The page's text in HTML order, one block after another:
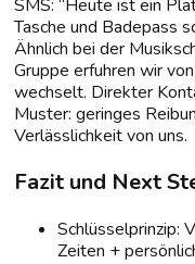
SMS: “Heute ist ein
Tasche und Badepass
Ähnlich bei der
Gruppe erfuhren wir
wechselt. Direkter
Muster: geringes
Verlässlichkeit von uns.
Fazit und Next
Schlüsselprinzip:
Zeiten +